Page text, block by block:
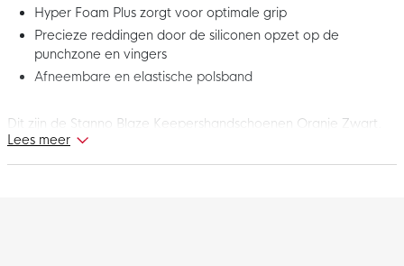
Hyper Foam Plus zorgt voor optimale grip
Precieze reddingen door de siliconen opzet op de
punchzone en vingers
Afneembare en elastische polsband
Dit zijn de Stanno Blaze Keepershandschoenen Oranje Zwart.
Draag deze Stanno keepershandschoenen tijdens je volgende
training of wedstrijd en houd alle ballen uit het doel!
Lees meer